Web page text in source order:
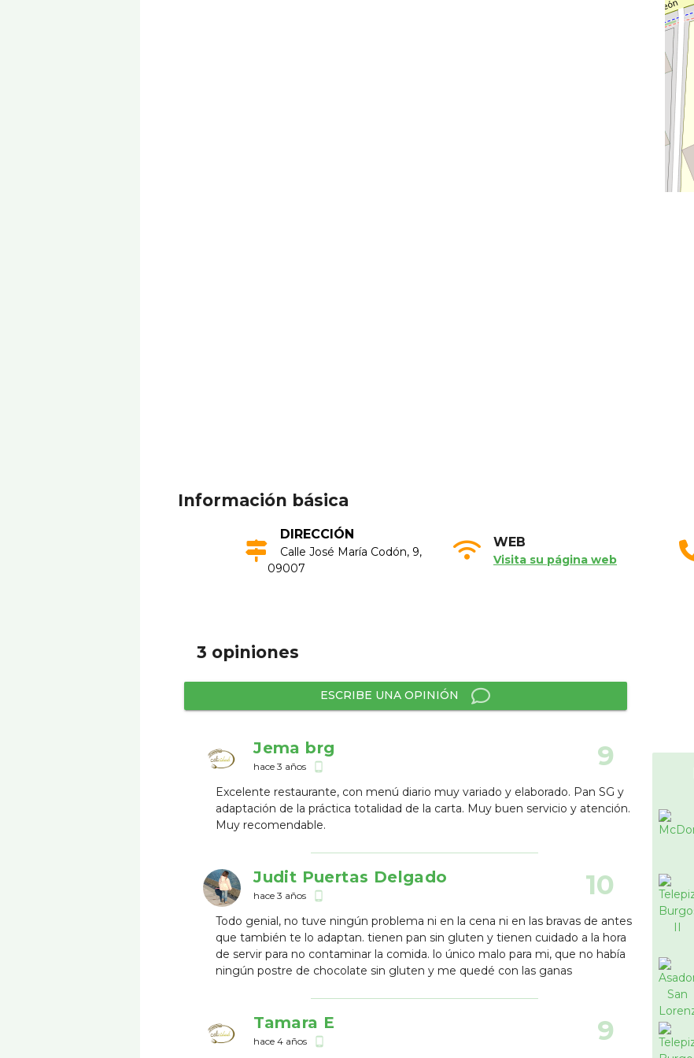
Información básica
DIRECCIÓN
Calle José María Codón, 9,
09007
WEB
Visita su página web
3 opiniones
ESCRIBE UNA OPINIÓN
Jema brg
hace 3 años phone_android 9
Excelente restaurante, con menú diario muy variado y elaborado. Pan SG y
adaptación de la práctica totalidad de la carta. Muy buen servicio y atención.
Muy recomendable.
Judit Puertas Delgado
hace 3 años phone_android 10
Todo genial, no tuve ningún problema ni en la cena ni en las bravas de antes
que también te lo adaptan. tienen pan sin gluten y tienen cuidado a la hora
de servir para no contaminar la comida. lo único malo para mi, que no había
ningún postre de chocolate sin gluten y me quedé con las ganas
Tamara E
hace 4 años phone_android 9